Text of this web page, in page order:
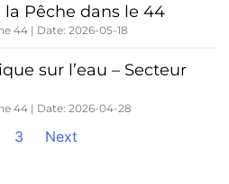
Pêche dans le 44
44 Date: 2026-05-18
sur l’eau – Secteur
44 Date: 2026-04-28
3 Next